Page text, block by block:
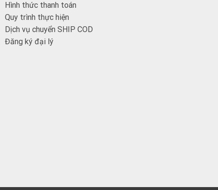
Hình thức thanh toán
Quy trình thực hiện
Dịch vụ chuyển SHIP COD
Đăng ký đại lý